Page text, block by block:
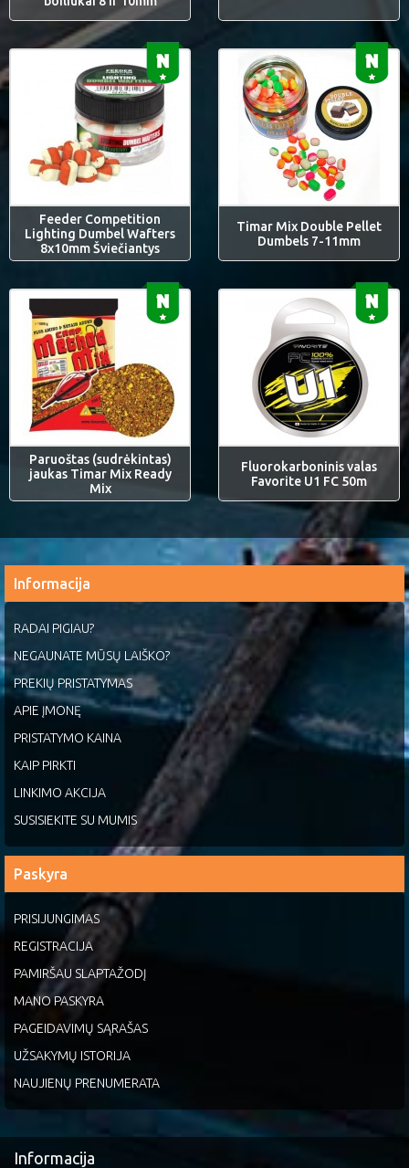
Feeder Competition
Lighting Dumbel Wafters
8x10mm Šviečiantys
Timar Mix Double Pellet
Dumbels 7-11mm
Paruoštas (sudrėkintas)
jaukas Timar Mix Ready
Mix
Fluorokarboninis valas
Favorite U1 FC 50m
Informacija
RADAI PIGIAU?
NEGAUNATE MŪSŲ LAIŠKO?
PREKIŲ PRISTATYMAS
APIE ĮMONĘ
PRISTATYMO KAINA
KAIP PIRKTI
LINKIMO AKCIJA
SUSISIEKITE SU MUMIS
Paskyra
PRISIJUNGIMAS
REGISTRACIJA
PAMIRŠAU SLAPTAŽODĮ
MANO PASKYRA
PAGEIDAVIMŲ SĄRAŠAS
UŽSAKYMŲ ISTORIJA
NAUJIENŲ PRENUMERATA
Informacija